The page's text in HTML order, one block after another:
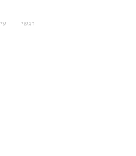
רגשי